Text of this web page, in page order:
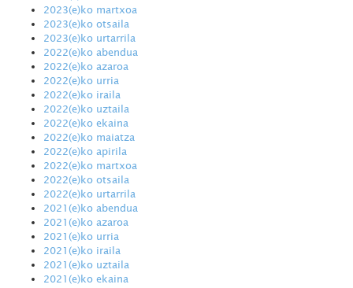
2023(e)ko martxoa
2023(e)ko otsaila
2023(e)ko urtarrila
2022(e)ko abendua
2022(e)ko azaroa
2022(e)ko urria
2022(e)ko iraila
2022(e)ko uztaila
2022(e)ko ekaina
2022(e)ko maiatza
2022(e)ko apirila
2022(e)ko martxoa
2022(e)ko otsaila
2022(e)ko urtarrila
2021(e)ko abendua
2021(e)ko azaroa
2021(e)ko urria
2021(e)ko iraila
2021(e)ko uztaila
2021(e)ko ekaina